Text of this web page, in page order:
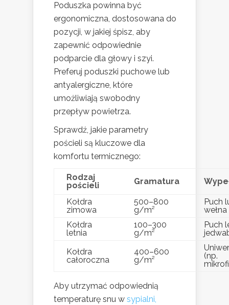
Poduszka powinna być
ergonomiczna, dostosowana do
pozycji, w jakiej śpisz, aby
zapewnić odpowiednie
podparcie dla głowy i szyi.
Preferuj poduszki puchowe lub
antyalergiczne, które
umożliwiają swobodny
przepływ powietrza.
Sprawdź, jakie parametry
pościeli są kluczowe dla
komfortu termicznego:
Rodzaj
pościeli
Gramatura
Kołdra
zimowa
500–800
g/m²
Puch
wełna
Kołdra
letnia
100–300
g/m²
Puch
Kołdra
całoroczna
400–600
g/m²
(np.
Aby utrzymać odpowiednią
temperaturę snu w sypialni,